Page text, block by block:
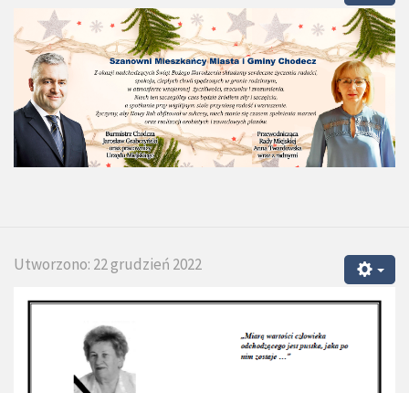
Utworzono: 22 grudzień 2022